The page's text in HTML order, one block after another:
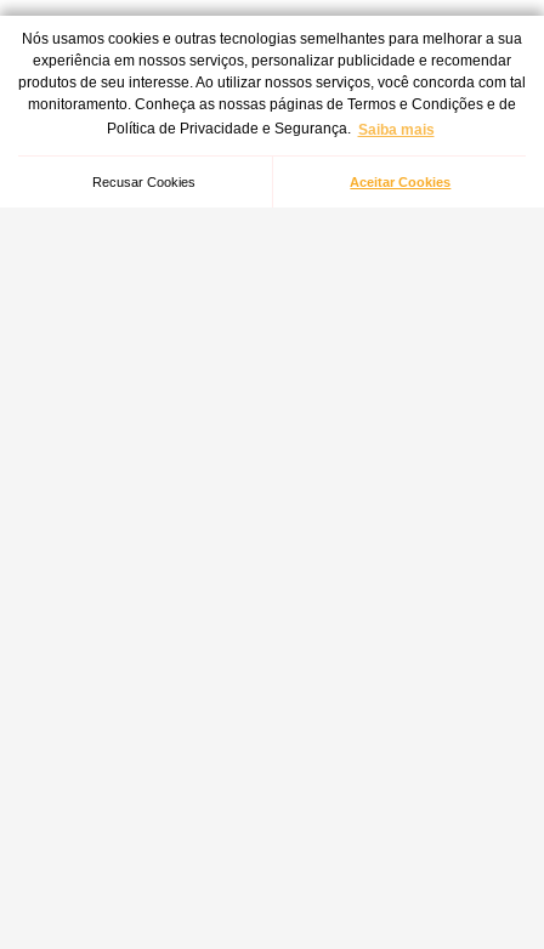
Nós usamos cookies e outras tecnologias semelhantes para melhorar a sua
experiência em nossos serviços, personalizar publicidade e recomendar
produtos de seu interesse. Ao utilizar nossos serviços, você concorda com tal
monitoramento. Conheça as nossas páginas de Termos e Condições e de
Política de Privacidade e Segurança. Saiba mais
Recusar Cookies Aceitar Cookies
Extensão Reta Com Mangueira Para Extratora WAP Carpet
Contato
WhatsApp
Atendimento 24 horas por dia, todos os dias da semana -
inclusive feriados.
(41) 3012-7272